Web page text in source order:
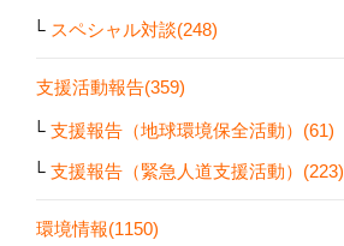
スペシャル対談(248)
支援活動報告(359)
支援報告（地球環境保全活動）(61)
支援報告（緊急人道支援活動）(223)
環境情報(1150)